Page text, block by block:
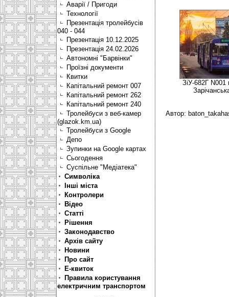
Аварії / Пригоди
Технології
Презентація тролейбусів
040 - 044
Презентація 10.12.2025
Презентація 24.02.2026
Автономні "Барвінки"
Проїзні документи
Квитки
Капітальний ремонт 007
Капітальний ремонт 262
Капітальний ремонт 240
Тролейбуси з веб-камер
(glazok.km.ua)
Тролейбуси з Google
Депо
Зупинки на Google картах
Сьогодення
Суспільне "Медіатека"
Символіка
Інші міста
Контролери
Відео
Статті
Рішення
Законодавство
Архів сайту
Новини
Про сайт
Е-квиток
Правила користування
електричним транспортом
ЗіУ-682Г
Автор: